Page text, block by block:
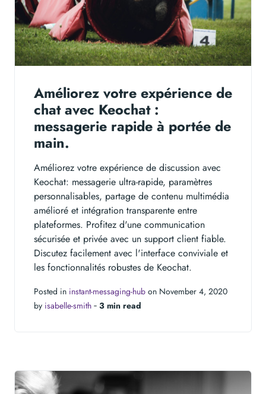
Améliorez votre expérience de
chat avec Keochat :
messagerie rapide à portée de
main.
Améliorez votre expérience de discussion avec
Keochat: messagerie ultra-rapide, paramètres
personnalisables, partage de contenu multimédia
amélioré et intégration transparente entre
plateformes. Profitez d'une communication
sécurisée et privée avec un support client fiable.
Discutez facilement avec l'interface conviviale et
les fonctionnalités robustes de Keochat.
Posted in instant-messaging-hub on November 4, 2020
by isabelle-smith ‐ 3 min read